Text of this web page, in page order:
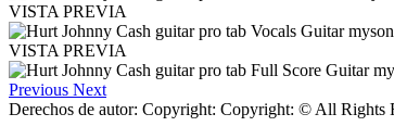
VISTA PREVIA
VISTA PREVIA
Previous Next
Derechos de autor: Copyright: Copyright: © All Rights